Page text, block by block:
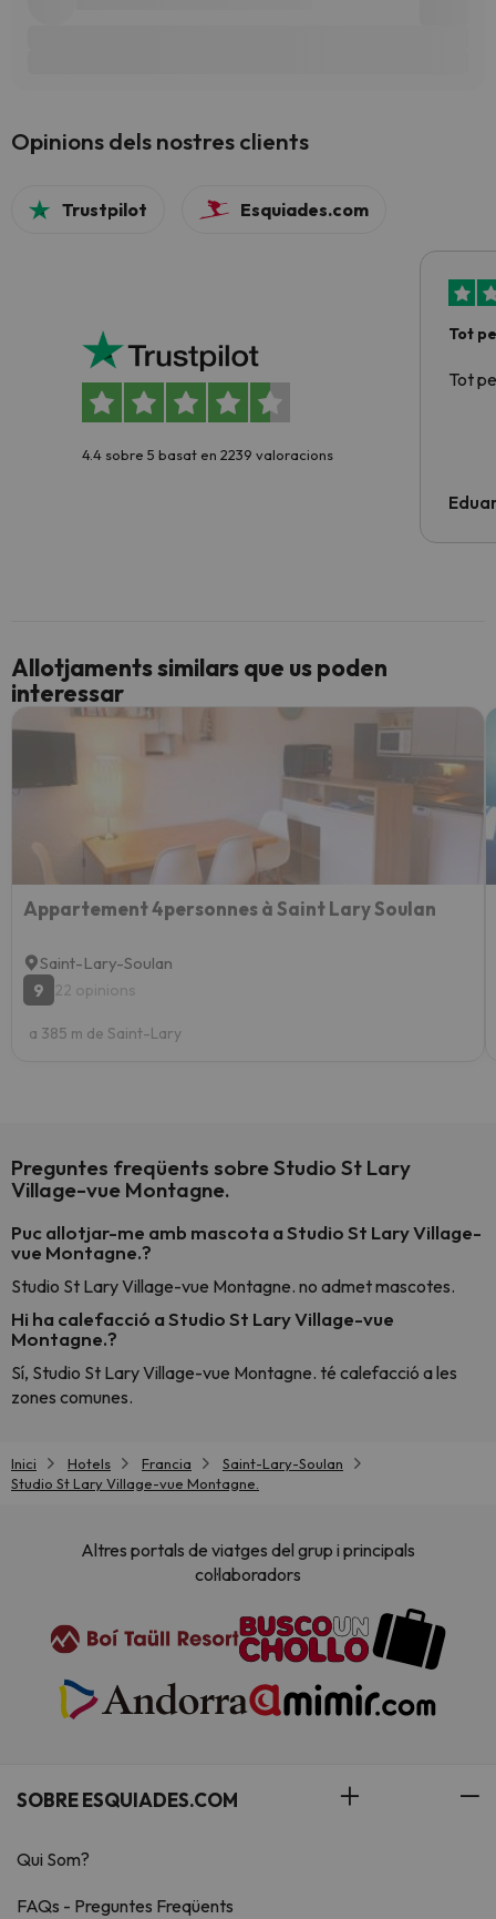
Opinions dels nostres clients
Trustpilot Esquiades.com
4.4 sobre 5 basat en 2239 valoracions
Tot
Tot
Allotjaments similars que us poden
interessar
Appartement 4personnes à Saint Lary Soulan
Saint-Lary-Soulan
9
22 opinions
a 385 m de Saint-Lary
Preguntes freqüents sobre Studio St Lary
Village-vue Montagne.
Puc allotjar-me amb mascota a Studio St Lary Village-
vue Montagne.?
Studio St Lary Village-vue Montagne. no admet mascotes.
Hi ha calefacció a Studio St Lary Village-vue
Montagne.?
Sí, Studio St Lary Village-vue Montagne. té calefacció a les
zones comunes.
Inici Hotels Francia
Saint-Lary-Soulan
Studio St Lary Village-vue Montagne.
Altres portals de viatges del grup i principals
col·laboradors
SOBRE ESQUIADES.COM
Qui Som?
FAQs - Preguntes Freqüents